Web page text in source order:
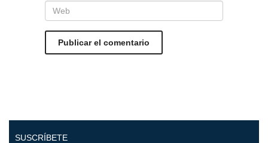
SUSCRÍBETE